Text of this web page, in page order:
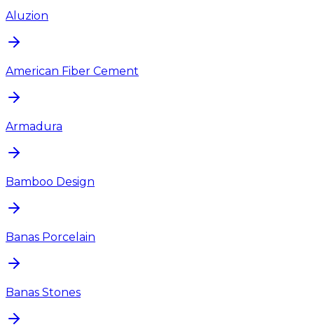
Aluzion
American Fiber Cement
Armadura
Bamboo Design
Banas Porcelain
Banas Stones